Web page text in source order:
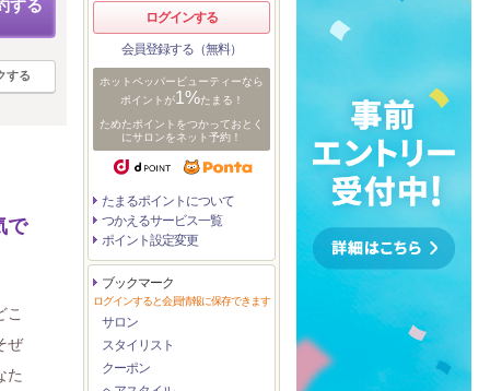
する
する
で
こ
ぜ
た
ログインする
会員登録する（無料）
ホットペッパービューティーなら
ポイントが1%たまる！
ためたポイントをつかっておとく
にサロンをネット予約！
たまるポイントについて
つかえるサービス一覧
ポイント設定変更
ブックマーク
ログインすると会員情報に保存できます
サロン
スタイリスト
クーポン